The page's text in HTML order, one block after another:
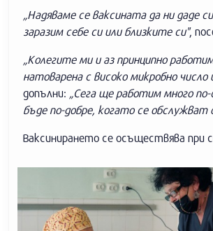
„Надяваме се ваксината да ни даде
заразим себе си или близките си",
„Колегите ми и аз принципно
натоварена с високо микробно
допълни: „Сега ще работим много
бъде по-добре, когато се
Ваксинирането се осъществява при